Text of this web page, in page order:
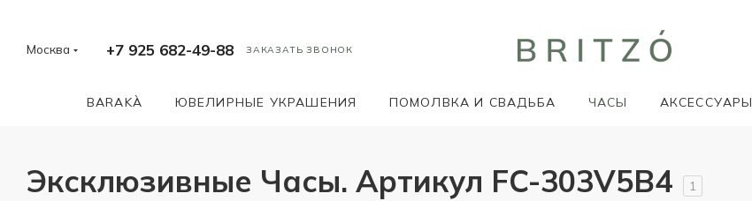
Москва +7 925 682-49-88 ЗАКАЗАТЬ ЗВОНОК
BARAKÀ ЮВЕЛИРНЫЕ УКРАШЕНИЯ ПОМОЛВКА И СВАДЬБА ЧАСЫ АКСЕССУАРЫ
Эксклюзивные Часы. Артикул FC-303V5B4 1